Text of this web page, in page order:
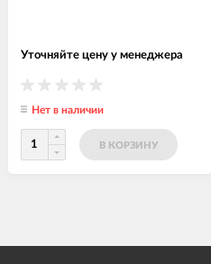
Уточняйте цену у менеджера
Нет в наличии
В КОРЗИНУ